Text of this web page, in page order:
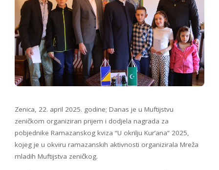
Zenica, 22. april 2025. godine; Danas je u Muftijstvu
zeničkom organiziran prijem i dodjela nagrada za
pobjednike Ramazanskog kviza “U okrilju Kur’ana“ 2025,
kojeg je u okviru ramazanskih aktivnosti organizirala Mreža
mladih Muftijstva zeničkog.